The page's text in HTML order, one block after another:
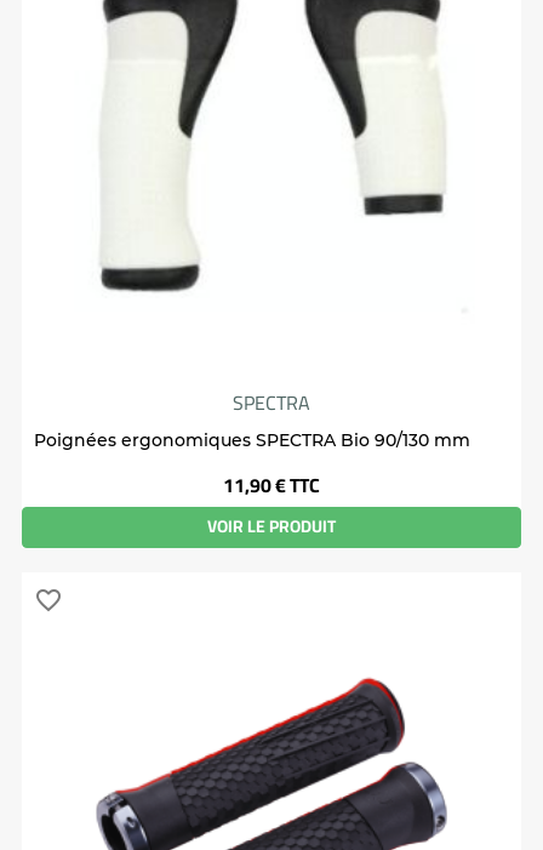
SPECTRA
Poignées ergonomiques SPECTRA Bio 90/130 mm
Prix
11,90 €TTC
VOIR LE PRODUIT
favorite_border